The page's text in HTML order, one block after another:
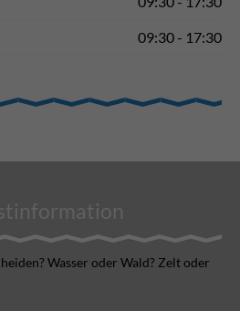
09:30 - 17:30
Wasser oder Wald? Zelt oder